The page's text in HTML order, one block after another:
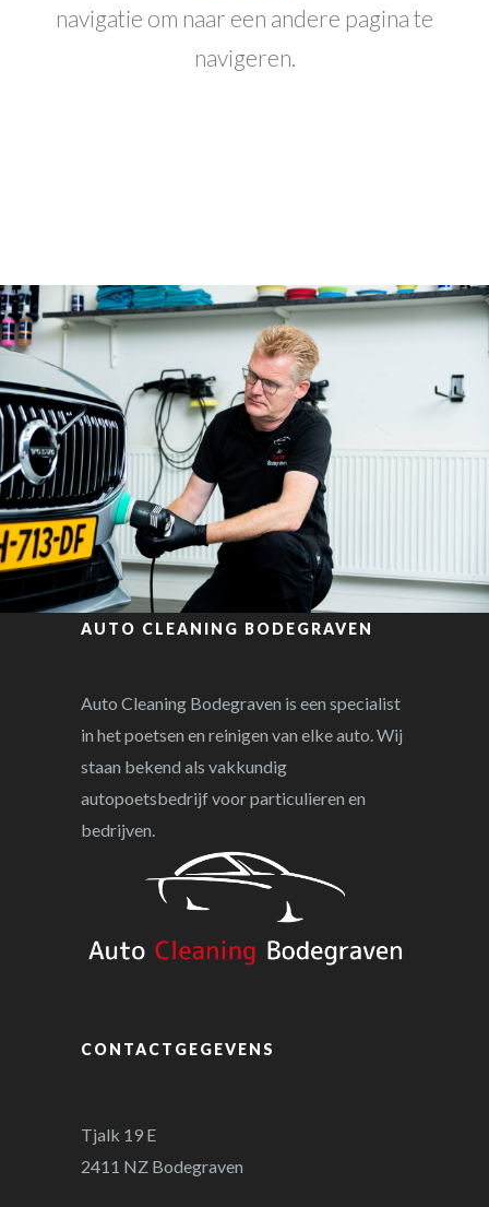
navigatie om naar een andere pagina te
navigeren.
AUTO CLEANING BODEGRAVEN
Auto Cleaning Bodegraven is een specialist
in het poetsen en reinigen van elke auto. Wij
staan bekend als vakkundig
autopoetsbedrijf voor particulieren en
bedrijven.
CONTACTGEGEVENS
Tjalk 19 E
2411 NZ Bodegraven